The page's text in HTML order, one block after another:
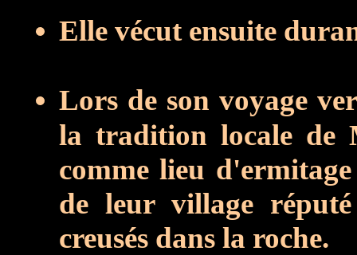
Elle vécut ensuite
Lors de son voyage
la tradition locale
comme lieu
de leur village
creusés dans la roche.